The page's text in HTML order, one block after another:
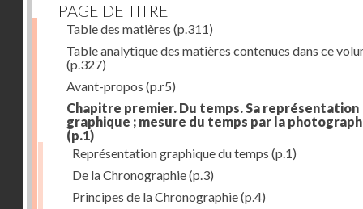
PAGE DE TITRE
Table des matières (p.311)
Table analytique des matières contenues dans ce
(p.327)
Avant-propos (p.r5)
Chapitre premier. Du temps. Sa représentation
graphique ; mesure du temps par la
(p.1)
Représentation graphique du temps (p.1)
De la Chronographie(p.3)
Principes de la Chronographie(p.4)